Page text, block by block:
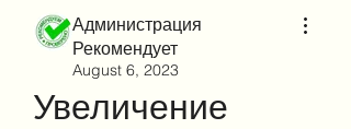
Администрация
Рекомендует
August 6, 2023
Увеличение